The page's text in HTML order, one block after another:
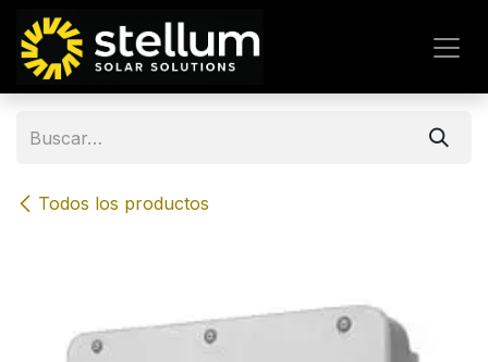
Todos los productos